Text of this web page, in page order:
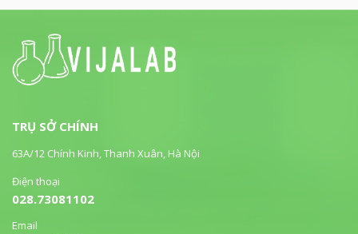
TRỤ SỞ CHÍNH
63A/12 Chính Kinh, Thanh Xuân, Hà Nội
Điện thoại
028.73081102
Email